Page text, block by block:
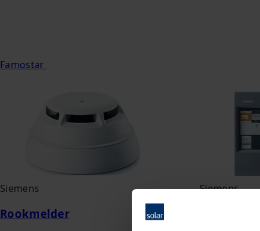
Famostar
Siemens
Rookmelder
Siemens